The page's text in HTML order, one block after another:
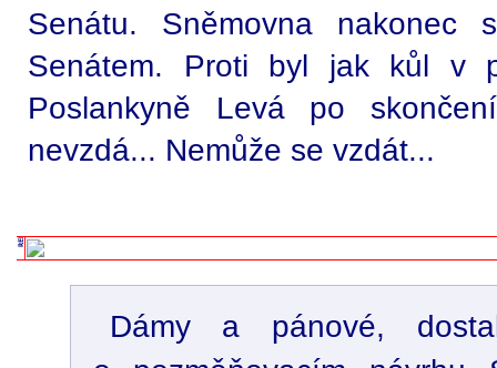
Senátu. Sněmovna nakonec
Senátem. Proti byl jak kůl v
Poslankyně Levá po
nevzdá... Nemůže se vzdát...
Dámy a pánové,